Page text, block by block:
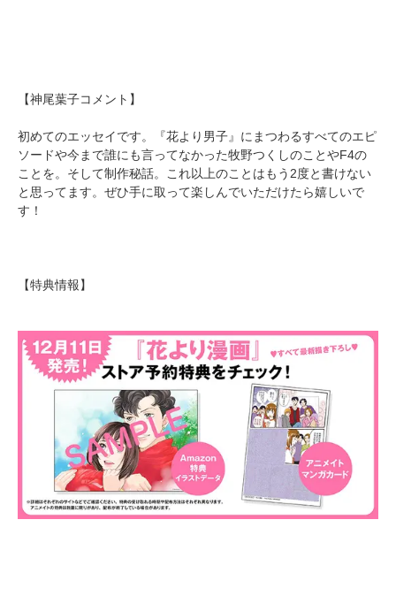
【神尾葉子コメント】
初めてのエッセイです。『花より男子』にまつわるすべてのエピ
ソードや今まで誰にも言ってなかった牧野つくしのことやF4の
ことを。そして制作秘話。これ以上のことはもう2度と書けない
と思ってます。ぜひ手に取って楽しんでいただけたら嬉しいで
す！
【特典情報】